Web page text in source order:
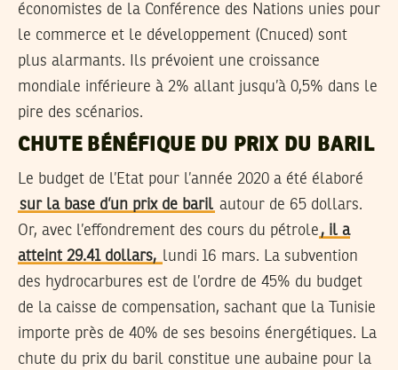
économistes de la Conférence des Nations unies pour
le commerce et le développement (Cnuced) sont
plus alarmants. Ils prévoient une croissance
mondiale inférieure à 2% allant jusqu’à 0,5% dans le
pire des scénarios.
CHUTE BÉNÉFIQUE DU PRIX DU BARIL
Le budget de l’Etat pour l’année 2020 a été élaboré
sur la base d’un prix de baril autour de 65 dollars.
Or, avec l’effondrement des cours du pétrole , il a
atteint 29.41 dollars, lundi 16 mars. La subvention
des hydrocarbures est de l’ordre de 45% du budget
de la caisse de compensation, sachant que la Tunisie
importe près de 40% de ses besoins énergétiques. La
chute du prix du baril constitue une aubaine pour la